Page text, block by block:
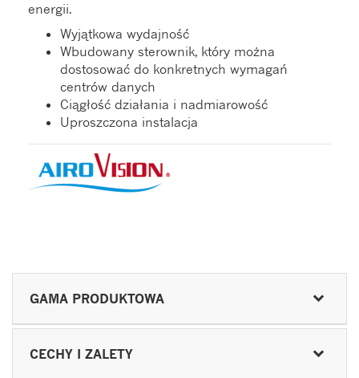
energii.
Wyjątkowa wydajność
Wbudowany sterownik, który można
dostosować do konkretnych wymagań
centrów danych
Ciągłość działania i nadmiarowość
Uproszczona instalacja
GAMA PRODUKTOWA
CECHY I ZALETY